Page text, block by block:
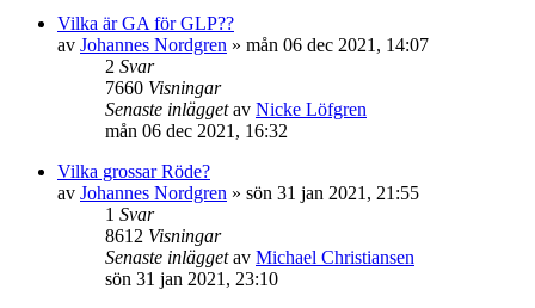
Vilka är GA för GLP??
av Johannes Nordgren » mån 06 dec 2021, 14:07
2 Svar
7660 Visningar
Senaste inläggetav Nicke Löfgren
mån 06 dec 2021, 16:32
Vilka grossar Röde?
av Johannes Nordgren » sön 31 jan 2021, 21:55
1 Svar
8612 Visningar
Senaste inläggetav Michael Christiansen
sön 31 jan 2021, 23:10